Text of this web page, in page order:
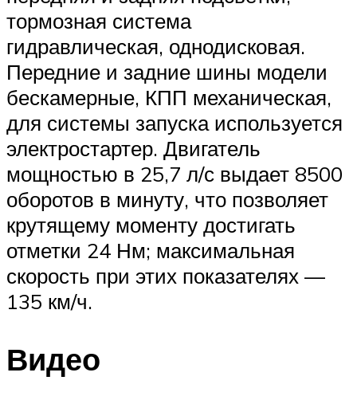
тормозная система
гидравлическая, однодисковая.
Передние и задние шины модели
бескамерные, КПП механическая,
для системы запуска используется
электростартер. Двигатель
мощностью в 25,7 л/с выдает 8500
оборотов в минуту, что позволяет
крутящему моменту достигать
отметки 24 Нм; максимальная
скорость при этих показателях —
135 км/ч.
Видео